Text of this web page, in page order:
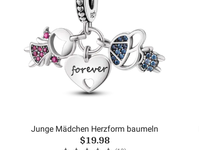
Junge Mädchen Herzform baumeln
$19.98